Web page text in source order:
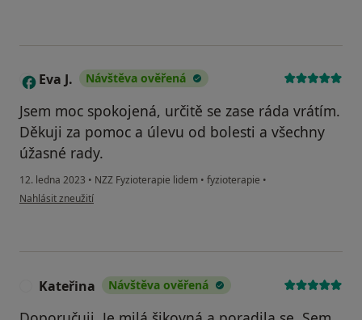
E Eva J. Návštěva ověřená
Jsem moc spokojená, určitě se zase ráda vrátím.
Děkuji za pomoc a úlevu od bolesti a všechny
úžasné rady.
12. ledna 2023 • NZZ Fyzioterapie lidem • fyzioterapie •
podle názoru uživatele Eva J.
Nahlásit zneužití
Kateřina Návštěva ověřená